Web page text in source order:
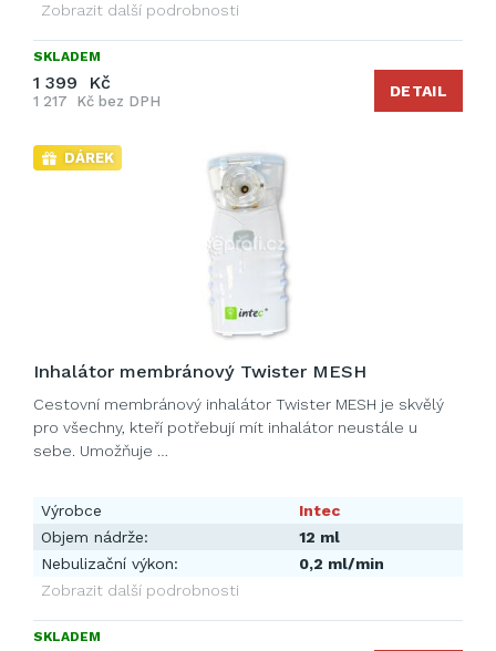
Zobrazit další podrobnosti
SKLADEM
1 399 Kč
1 217 Kč bez DPH
DETAIL
DÁREK
Inhalátor membránový Twister MESH
Cestovní membránový inhalátor Twister MESH je skvělý
pro všechny, kteří potřebují mít inhalátor neustále u
sebe. Umožňuje …
Výrobce
Intec
Objem nádrže:
12 ml
Nebulizační výkon:
0,2 ml/min
Zobrazit další podrobnosti
SKLADEM